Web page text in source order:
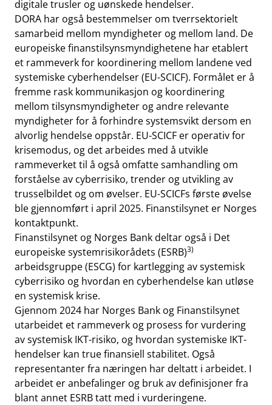
digitale trusler og uønskede hendelser.
DORA har også bestemmelser om tverrsektorielt
samarbeid mellom myndigheter og mellom land. De
europeiske finanstilsynsmyndighetene har etablert
et rammeverk for koordinering mellom landene ved
systemiske cyberhendelser (EU-SCICF). Formålet er å
fremme rask kommunikasjon og koordinering
mellom tilsynsmyndigheter og andre relevante
myndigheter for å forhindre systemsvikt dersom en
alvorlig hendelse oppstår. EU-SCICF er operativ for
krisemodus, og det arbeides med å utvikle
rammeverket til å også omfatte samhandling om
forståelse av cyberrisiko, trender og utvikling av
trusselbildet og om øvelser. EU-SCICFs første øvelse
ble gjennomført i april 2025. Finanstilsynet er Norges
kontaktpunkt.
Finanstilsynet og Norges Bank deltar også i Det
europeiske systemrisikorådets (ESRB)3)
arbeidsgruppe (ESCG) for kartlegging av systemisk
cyberrisiko og hvordan en cyberhendelse kan utløse
en systemisk krise.
Gjennom 2024 har Norges Bank og Finanstilsynet
utarbeidet et rammeverk og prosess for vurdering
av systemisk IKT-risiko, og hvordan systemiske IKT-
hendelser kan true finansiell stabilitet. Også
representanter fra næringen har deltatt i arbeidet. I
arbeidet er anbefalinger og bruk av definisjoner fra
blant annet ESRB tatt med i vurderingene.